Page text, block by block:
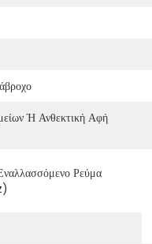
Ή Ανθεκτική Αφή
Ρεύμα